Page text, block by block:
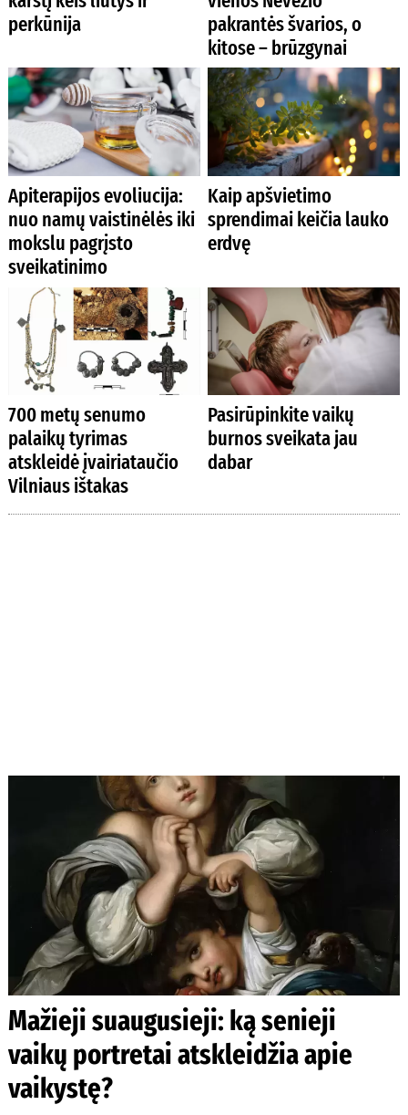
perkūnija
pakrantės švarios, o
kitose – brūzgynai
Apiterapijos evoliucija:
nuo namų vaistinėlės iki
mokslu pagrįsto
sveikatinimo
Kaip apšvietimo
sprendimai keičia lauko
erdvę
700 metų senumo
palaikų tyrimas
atskleidė įvairiataučio
Vilniaus ištakas
Pasirūpinkite vaikų
burnos sveikata jau
dabar
Mažieji suaugusieji: ką senieji
vaikų portretai atskleidžia apie
vaikystę?